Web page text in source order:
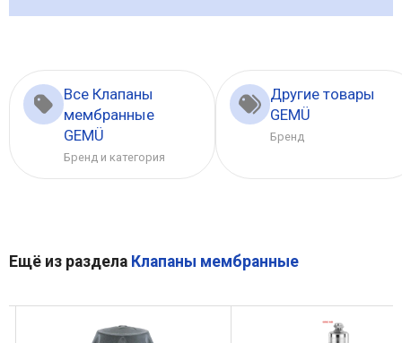
Все Клапаны
мембранные
GEMÜ
Бренд и категория
Другие товары
GEMÜ
Бренд
Ещё из раздела Клапаны мембранные